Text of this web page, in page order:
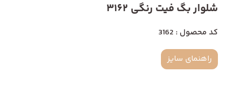
شلوار بگ فیت رنگی 3162
کد محصول : 3162
راهنمای سایز